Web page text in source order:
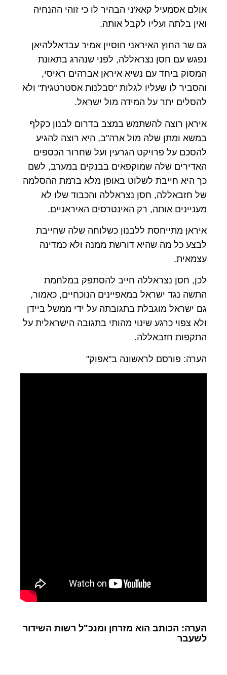
אולם אסמעיל קאא'ני הבהיר לו כי זוהי ההנחיה
ואין בלתה ועליו לקבל אותה.
גם שר החוץ האיראני חוסיין אמיר עבדאללהיאן
נפגש עם חסן נצראללה, לפני שנהרג בתאונת
המסוק ביחד עם נשיא איראן אברהים ראיסי,
והסביר לו שעליו לגלות "סבלנות אסטרטגית" ולא
להסלים יתר על המידה מול ישראל.
איראן רוצה להשתמש במצב בדרום לבנון כקלף
במשא ומתן שלה מול ארה"ב, היא רוצה להגיע
להסכם על פרויקט הגרעין ועל שחרור הכספים
האדירים שלה שמוקפאים בבנקים במערב, לשם
כך היא חייבת לשלוט באופן מלא ברמת ההסלמה
של חזבאללה, חסן נצראללה והכבוד שלו לא
מעניינים אותה, רק האינטרסים האיראניים.
איראן מתייחסת ללבנון כשלוחה שלה שחייבת
לבצע כל מה שהיא דורשת ממנה ולא כמדינה
עצמאית.
לכן, חסן נצראללה חייב להסתפק במלחמת
התשה נגד ישראל במאפיינים הנוכחיים, כאמור,
גם ישראל מוגבלת בתגובתה על ידי ממשל ביידן
ולא צפוי כרגע שינוי מהותי בתגובה הישראלית על
התקפות חזבאללה.
הערה: פורסם לראשונה ב"אפוק"
הערה: הכותב הוא מזרחן ומנכ"ל רשות השידור
לשעבר